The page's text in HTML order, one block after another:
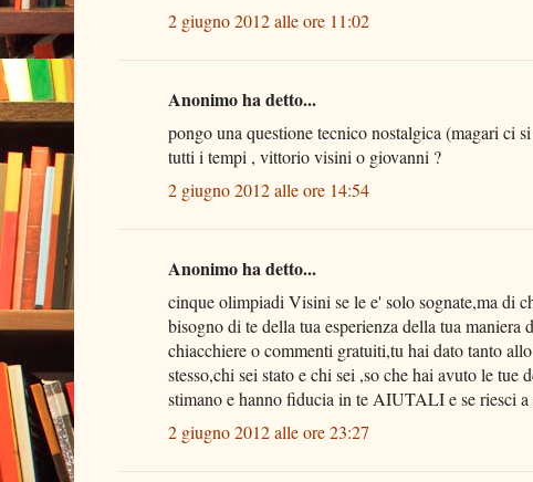
2 giugno 2012 alle ore 11:02
Anonimo ha detto...
pongo una questione tecnico nostalgica (magari ci
tutti i tempi , vittorio visini o giovanni ?
2 giugno 2012 alle ore 14:54
Anonimo ha detto...
cinque olimpiadi Visini se le e' solo sognate,ma di
bisogno di te della tua esperienza della tua
chiacchiere o commenti gratuiti,tu hai dato tanto
stesso,chi sei stato e chi sei ,so che hai avuto le
stimano e hanno fiducia in te AIUTALI e se riesci
2 giugno 2012 alle ore 23:27